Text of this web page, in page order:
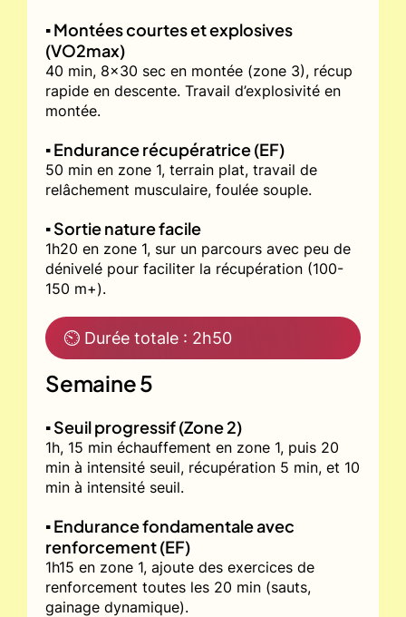
▪️ Montées courtes et explosives
(VO2max)
40 min, 8x30 sec en montée (zone 3), récup
rapide en descente. Travail d’explosivité en
montée.
▪️ Endurance récupératrice (EF)
50 min en zone 1, terrain plat, travail de
relâchement musculaire, foulée souple.
▪️ Sortie nature facile
1h20 en zone 1, sur un parcours avec peu de
dénivelé pour faciliter la récupération (100-
150 m+).
⏲ Durée totale : 2h50
Semaine 5
▪️ Seuil progressif (Zone 2)
1h, 15 min échauffement en zone 1, puis 20
min à intensité seuil, récupération 5 min, et 10
min à intensité seuil.
▪️ Endurance fondamentale avec
renforcement (EF)
1h15 en zone 1, ajoute des exercices de
renforcement toutes les 20 min (sauts,
gainage dynamique).